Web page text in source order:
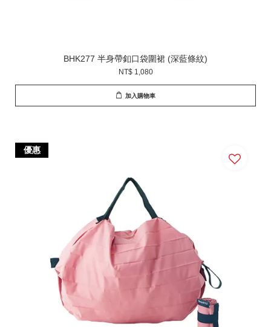
BHK277 半身帶釦口袋圍裙 (深藍條紋)
NT$ 1,080
加入購物車
優惠